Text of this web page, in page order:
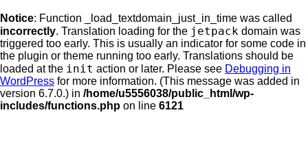
Notice: Function _load_textdomain_just_in_time was called
incorrectly. Translation loading for the jetpack domain was
triggered too early. This is usually an indicator for some code in
the plugin or theme running too early. Translations should be
loaded at the init action or later. Please see Debugging in
WordPress for more information. (This message was added in
version 6.7.0.) in /home/u5556038/public_html/wp-
includes/functions.php on line 6121